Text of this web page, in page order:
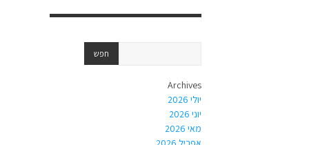
Archives
יולי 2026
יוני 2026
מאי 2026